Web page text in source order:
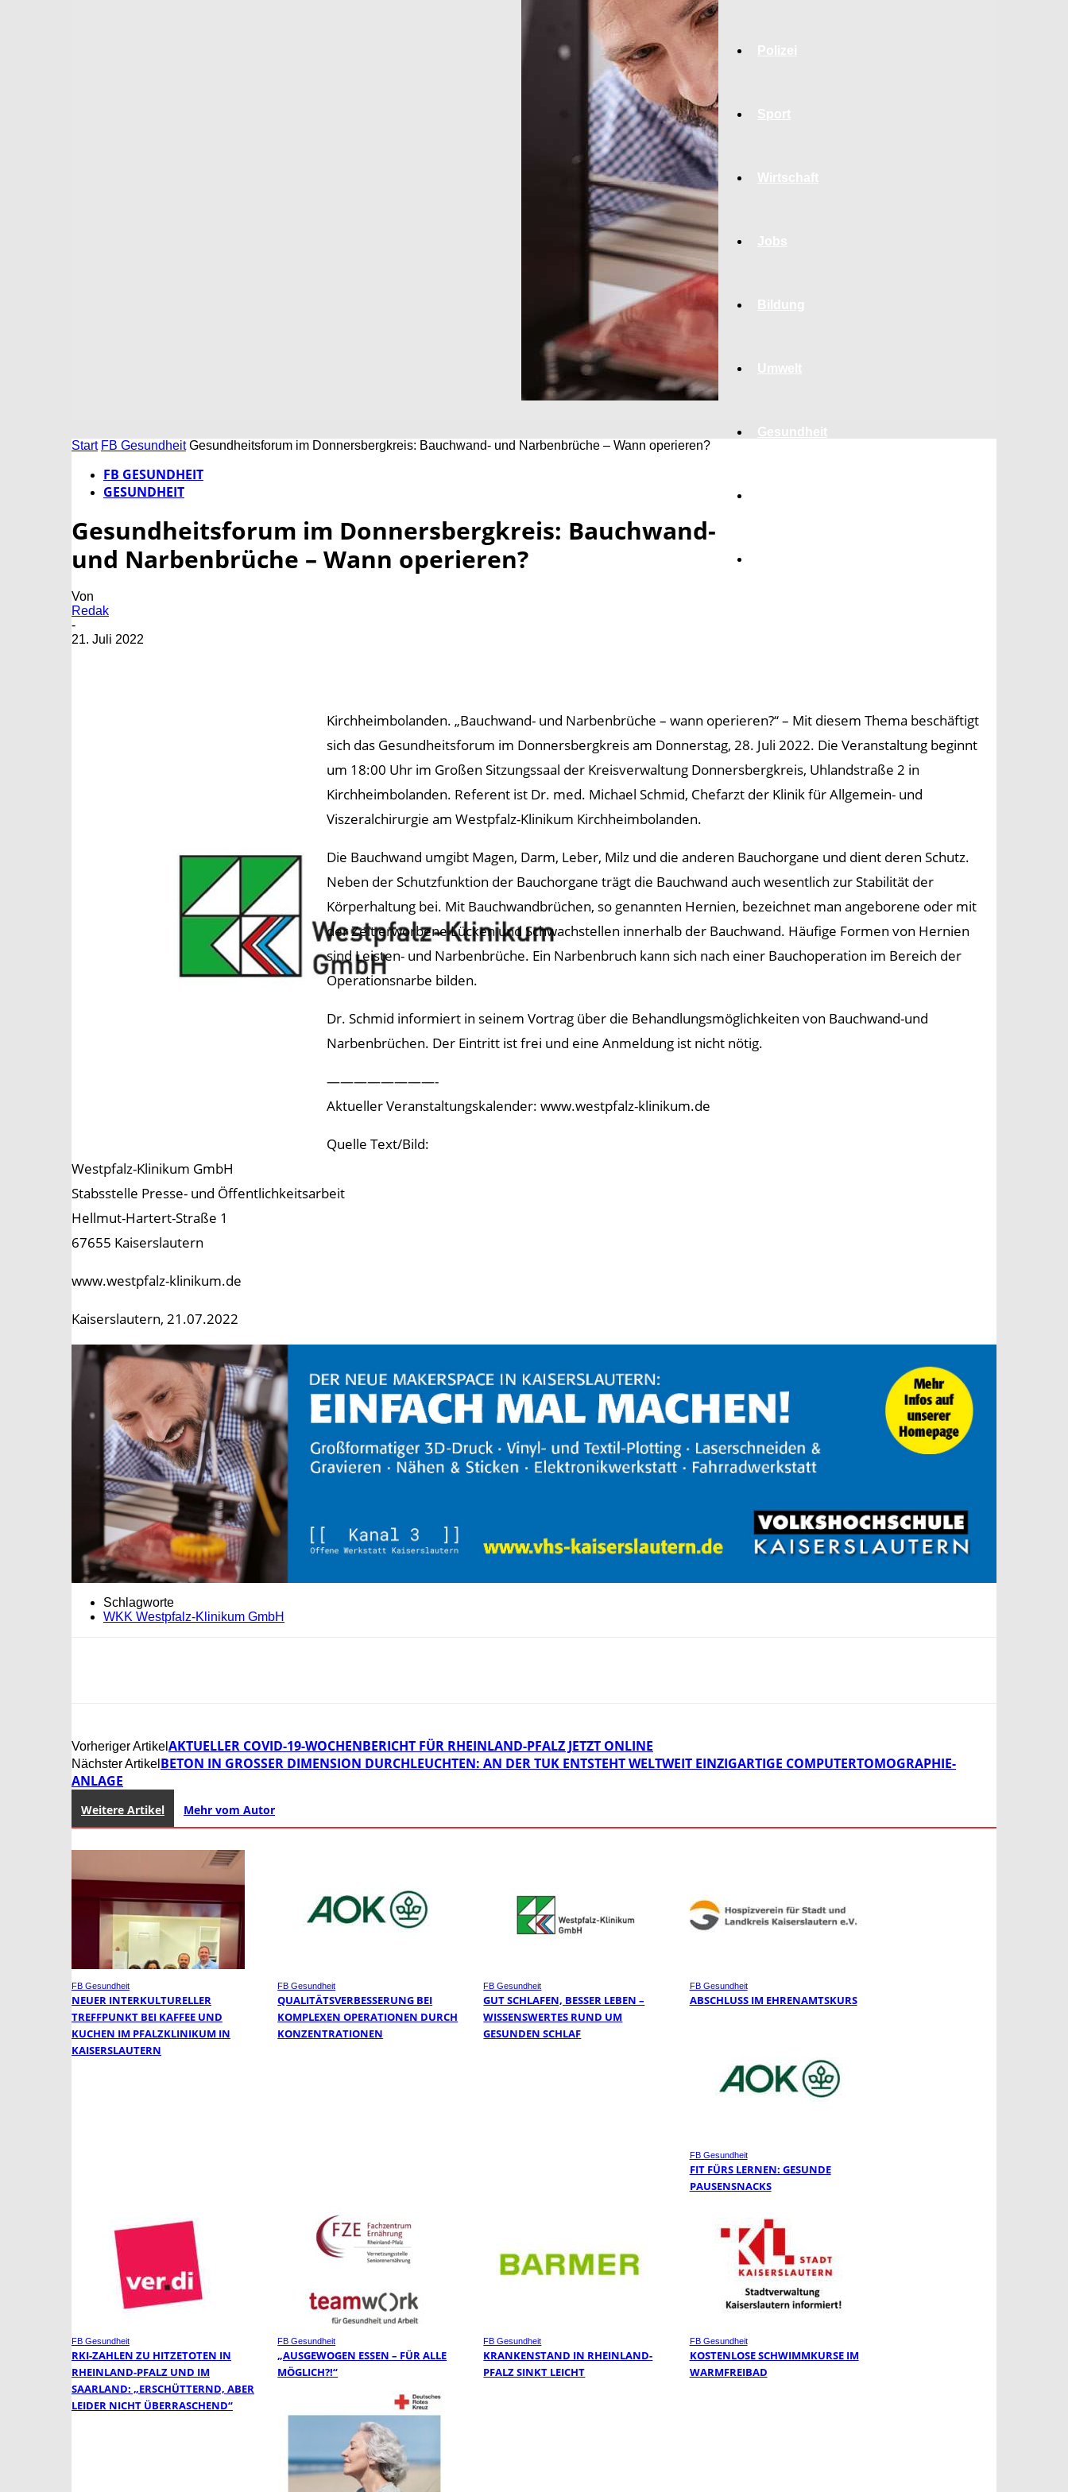
Gesundheit
Start FB Gesundheit Gesundheitsforum im Donnersbergkreis: Bauchwand- und Narbenbrüche – Wann operieren?
FB GESUNDHEIT
GESUNDHEIT
Gesundheitsforum im Donnersbergkreis: Bauchwand-
und Narbenbrüche – Wann operieren?
Von
Redak
-
21. Juli 2022
Kirchheimbolanden. „Bauchwand- und Narbenbrüche – wann operieren?“ – Mit diesem Thema beschäftigt
sich das Gesundheitsforum im Donnersbergkreis am Donnerstag, 28. Juli 2022. Die Veranstaltung beginnt
um 18:00 Uhr im Großen Sitzungssaal der Kreisverwaltung Donnersbergkreis, Uhlandstraße 2 in
Kirchheimbolanden​. Referent ist Dr. med. Michael Schmid, Chefarzt der Klinik für Allgemein- und
Viszeralchirurgie am Westpfalz-Klinikum Kirchheimbolanden.
Die Bauchwand umgibt Magen, Darm, Leber, Milz und die anderen Bauchorgane und dient deren Schutz.
Neben der Schutzfunktion der Bauchorgane trägt die Bauchwand auch wesentlich zur Stabilität der
Körperhaltung bei. Mit Bauchwandbrüchen, so genannten Hernien, bezeichnet man angeborene oder mit
der Zeit erworbene Lücken und Schwachstellen innerhalb der Bauchwand. Häufige Formen von Hernien
sind Leisten- und Narbenbrüche. Ein Narbenbruch kann sich nach einer Bauchoperation im Bereich der
Operationsnarbe bilden.
Dr. Schmid informiert in seinem Vortrag über die Behandlungsmöglichkeiten von Bauchwand-und
Narbenbrüchen. Der Eintritt ist frei und eine Anmeldung ist nicht nötig.
————————-
Aktueller Veranstaltungskalender: www.westpfalz-klinikum.de
Quelle Text/Bild:
Westpfalz-Klinikum GmbH
Stabsstelle Presse- und Öffentlichkeitsarbeit
Hellmut-Hartert-Straße 1
67655 Kaiserslautern
www.westpfalz-klinikum.de
Kaiserslautern, 21.07.2022
Schlagworte
WKK Westpfalz-Klinikum GmbH
Vorheriger Artikel AKTUELLER COVID-19-WOCHENBERICHT FÜR RHEINLAND-PFALZ JETZT ONLINE
Nächster Artikel BETON IN GROSSER DIMENSION DURCHLEUCHTEN: AN DER TUK ENTSTEHT WELTWEIT EINZIGARTIGE COMPUTERTOMOGRAPHIE-A
NLAGE
Weitere Artikel Mehr vom Autor
FB Gesundheit
NEUER INTERKULTURELLER
TREFFPUNKT BEI KAFFEE UND
KUCHEN IM PFALZKLINIKUM IN
KAISERSLAUTERN
FB Gesundheit
QUALITÄTSVERBESSERUNG BEI
KOMPLEXEN OPERATIONEN DURCH
KONZENTRATIONEN
FB Gesundheit
GUT SCHLAFEN, BESSER LEBEN –
WISSENSWERTES RUND UM
GESUNDEN SCHLAF
FB Gesundheit
ABSCHLUSS IM EHRENAMTSKURS
FB Gesundheit
FIT FÜRS LERNEN: GESUNDE
PAUSENSNACKS
FB Gesundheit
RKI-ZAHLEN ZU HITZETOTEN IN
RHEINLAND-PFALZ UND IM
SAARLAND: „ERSCHÜTTERND, ABER
LEIDER NICHT ÜBERRASCHEND“
FB Gesundheit
„AUSGEWOGEN ESSEN – FÜR ALLE
MÖGLICH?!“
FB Gesundheit
KRANKENSTAND IN RHEINLAND-
PFALZ SINKT LEICHT
FB Gesundheit
KOSTENLOSE SCHWIMMKURSE IM
WARMFREIBAD